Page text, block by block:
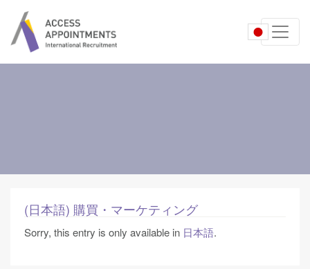
(日本語) 購買・マーケティング
Sorry, this entry is only available in 日本語.